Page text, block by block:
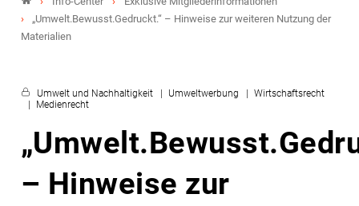
„Umwelt.Bewusst.Gedruckt.“ – Hinweise zur weiteren Nutzung der
Materialien
Umwelt und Nachhaltigkeit Umweltwerbung
Wirtschaftsrecht
Medienrecht
– Hinweise zur